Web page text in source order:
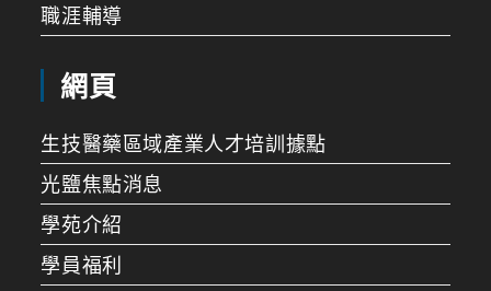
職涯輔導
網頁
生技醫藥區域產業人才培訓據點
光鹽焦點消息
學苑介紹
學員福利